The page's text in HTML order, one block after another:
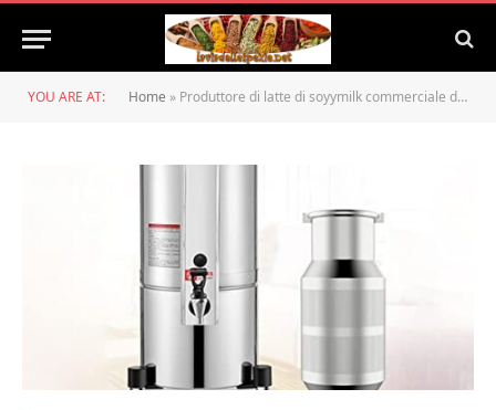
YOU ARE AT: Home » Produttore di latte di soyymilk commerciale di grande capacità, separazione della polpa di scorie, conservazione del calore intelligente, produttore di soyylk riservato completamente automatico,25L